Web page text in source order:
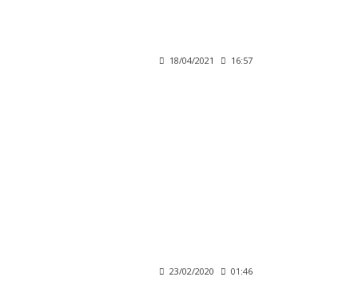
18/04/2021 16:57
23/02/2020 01:46